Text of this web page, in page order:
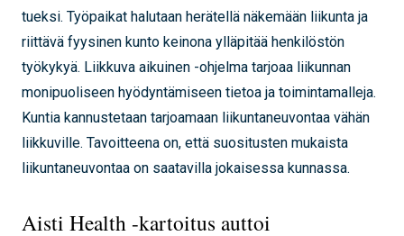
tueksi. Työpaikat halutaan herätellä näkemään liikunta ja
riittävä fyysinen kunto keinona ylläpitää henkilöstön
työkykyä. Liikkuva aikuinen -ohjelma tarjoaa liikunnan
monipuoliseen hyödyntämiseen tietoa ja toimintamalleja.
Kuntia kannustetaan tarjoamaan liikuntaneuvontaa vähän
liikkuville. Tavoitteena on, että suositusten mukaista
liikuntaneuvontaa on saatavilla jokaisessa kunnassa.
Aisti Health -kartoitus auttoi